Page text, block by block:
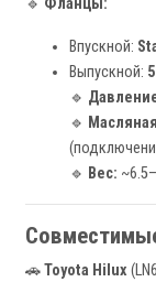
🔹 Фланцы:
Впускной:
Выпускной:
🔹
🔹
🔹 Вес:
🚗Toyota Hilux